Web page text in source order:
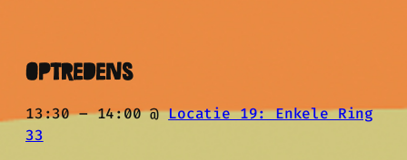
Optredens
13:30 – 14:00 @Locatie 19: Enkele Ring
33